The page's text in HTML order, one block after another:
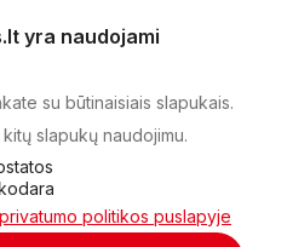
MUS
POLITIKA
yra naudojami
su būtinaisiais slapukais.
slapukų naudojimu.
politikos puslapyje